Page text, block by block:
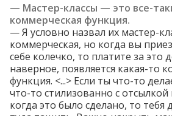
— Мастер-классы — это все-
коммерческая функция.
— Я условно назвал их мастер-
коммерческая, но когда вы
себе колечко, то платите за это
наверное, появляется какая-то
функция. <...> Если ты что-то
что-то стилизованно с
когда это было сделано, то тебя